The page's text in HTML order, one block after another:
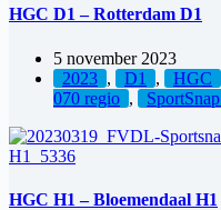
HGC D1 – Rotterdam D1
5 november 2023
2023 , D1 , HGC
070 regio ,
HGC H1 – Bloemendaal H1